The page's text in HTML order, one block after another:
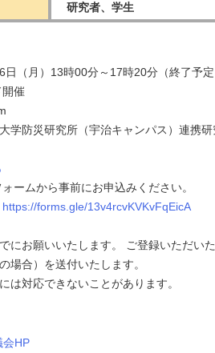
研究者、学生
日（月）13時00分～17時20分（終了予定
開催
防災研究所（宇治キャンパス）連携
ームから事前にお申込みください。
https://forms.gle/13v4rcvKVKvFqEicA
にお願いいたします。 ご登録いただい
場合）を送付いたします。
は対応できないことがあります。
会HP